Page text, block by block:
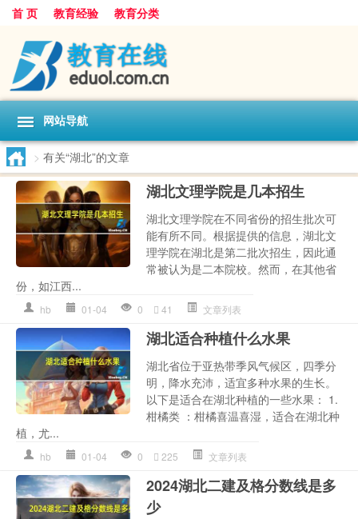
首 页 教育经验 教育分类
网站导航
> 有关“湖北”的文章
湖北文理学院是几本招生
湖北文理学院在不同省份的招生批次可
能有所不同。根据提供的信息，湖北文
理学院在湖北是第二批次招生，因此通
常被认为是二本院校。然而，在其他省
份，如江西...
hb 01-04 0 41 文章列表
湖北适合种植什么水果
湖北省位于亚热带季风气候区，四季分
明，降水充沛，适宜多种水果的生长。
以下是适合在湖北种植的一些水果： 1.
柑橘类 ：柑橘喜温喜湿，适合在湖北种
植，尤...
hb 01-04 0 225 文章列表
2024湖北二建及格分数线是多
少